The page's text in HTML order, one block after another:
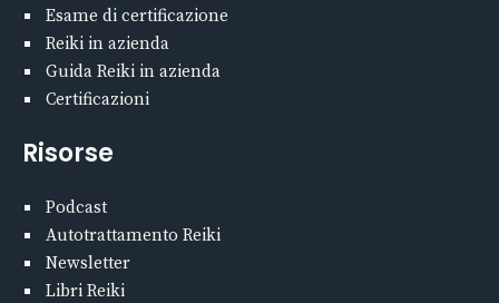
Esame di certificazione
Reiki in azienda
Guida Reiki in azienda
Certificazioni
Risorse
Podcast
Autotrattamento Reiki
Newsletter
Libri Reiki